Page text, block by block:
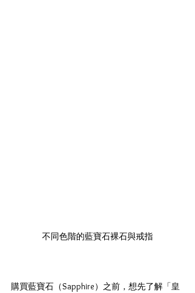
不同色階的藍寶石裸石與戒指
購買藍寶石（Sapphire）之前，想先了解「皇